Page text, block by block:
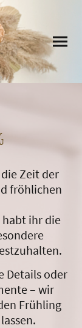
Zeit der
fröhlichen
ihr die
Details oder
– wir
Frühling